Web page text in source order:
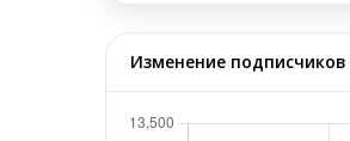
Изменение подписчиков